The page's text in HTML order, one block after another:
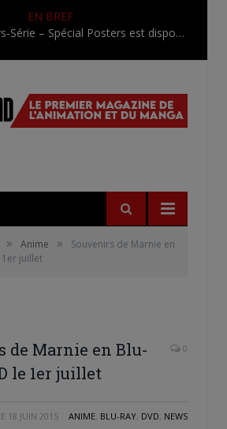
EN BREF
L’AnimeLand Hors-Série – Spécial Posters est disponible !
» Anime »
Souvenirs de Marnie en
1er juillet
de Marnie en Blu-
le 1er juillet
0
18 JUIN 2015 ANIME, BLU-RAY, DVD, NEWS